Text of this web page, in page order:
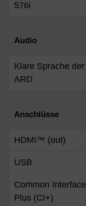
576i
Audio
Klare Sprache der
ARD
Anschlüsse
HDMI™ (out)
USB
Common Interface
Plus (CI+)